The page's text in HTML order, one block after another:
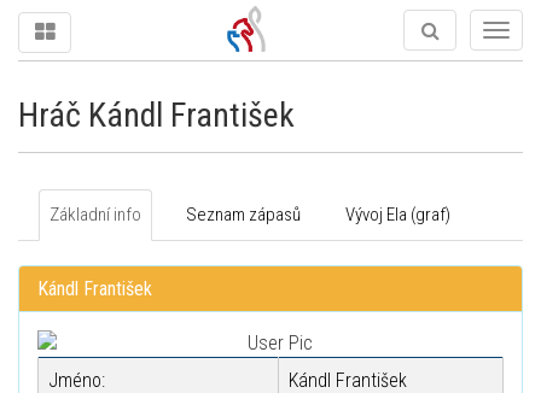
Hráč Kándl František
Základní info Seznam zápasů Vývoj Ela (graf)
Kándl František
Jméno: Kándl František